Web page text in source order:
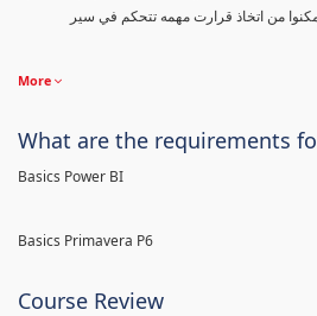
من اتخاذ قرارت مهمه تتحكم في سير
More
What are the requirements
Basics Power BI
Basics Primavera P6
Course Review